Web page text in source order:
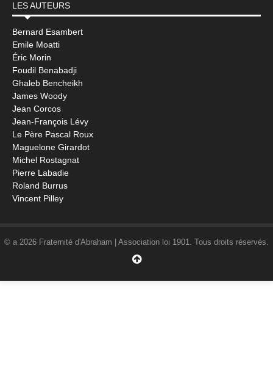
LES AUTEURS
Bernard Esambert
Emile Moatti
Éric Morin
Foudil Benabadji
Ghaleb Bencheikh
James Woody
Jean Corcos
Jean-François Lévy
Le Père Pascal Roux
Maguelone Girardot
Michel Rostagnat
Pierre Labadie
Roland Burrus
Vincent Pilley
© a 2026 Fraternité d'Abraham | Association loi 1901. Tous droits réservés.